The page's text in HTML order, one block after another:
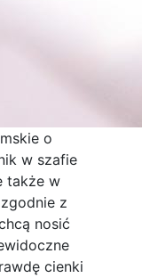
o
w szafie
także w
z
nosić
cienki